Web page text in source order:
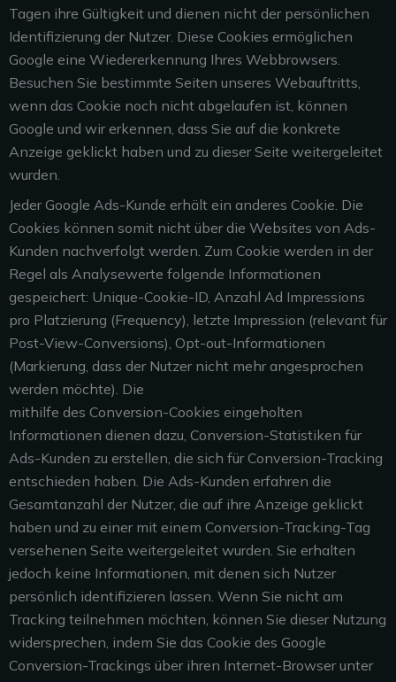
Tagen ihre Gültigkeit und dienen nicht der persönlichen
Identifizierung der Nutzer. Diese Cookies ermöglichen
Google eine Wiedererkennung Ihres Webbrowsers.
Besuchen Sie bestimmte Seiten unseres Webauftritts,
wenn das Cookie noch nicht abgelaufen ist, können
Google und wir erkennen, dass Sie auf die konkrete
Anzeige geklickt haben und zu dieser Seite weitergeleitet
wurden.
Jeder Google Ads-Kunde erhält ein anderes Cookie. Die
Cookies können somit nicht über die Websites von Ads-
Kunden nachverfolgt werden. Zum Cookie werden in der
Regel als Analysewerte folgende Informationen
gespeichert: Unique-Cookie-ID, Anzahl Ad Impressions
pro Platzierung (Frequency), letzte Impression (relevant für
Post-View-Conversions), Opt-out-Informationen
(Markierung, dass der Nutzer nicht mehr angesprochen
werden möchte). Die
mithilfe des Conversion-Cookies eingeholten
Informationen dienen dazu, Conversion-Statistiken für
Ads-Kunden zu erstellen, die sich für Conversion-Tracking
entschieden haben. Die Ads-Kunden erfahren die
Gesamtanzahl der Nutzer, die auf ihre Anzeige geklickt
haben und zu einer mit einem Conversion-Tracking-Tag
versehenen Seite weitergeleitet wurden. Sie erhalten
jedoch keine Informationen, mit denen sich Nutzer
persönlich identifizieren lassen. Wenn Sie nicht am
Tracking teilnehmen möchten, können Sie dieser Nutzung
widersprechen, indem Sie das Cookie des Google
Conversion-Trackings über ihren Internet-Browser unter